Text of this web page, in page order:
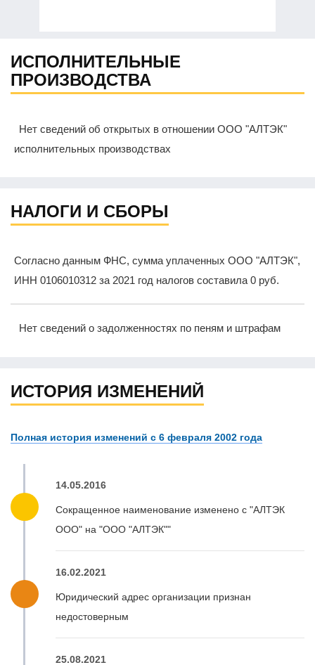
ИСПОЛНИТЕЛЬНЫЕ
ПРОИЗВОДСТВА
Нет сведений об открытых в отношении ООО "АЛТЭК"
исполнительных производствах
НАЛОГИ И СБОРЫ
Согласно данным ФНС, сумма уплаченных ООО "АЛТЭК",
ИНН 0106010312 за 2021 год налогов составила 0 руб.
Нет сведений о задолженностях по пеням и штрафам
ИСТОРИЯ ИЗМЕНЕНИЙ
Полная история изменений с 6 февраля 2002 года
14.05.2016
Сокращенное наименование изменено с "АЛТЭК
ООО" на "ООО "АЛТЭК""
16.02.2021
Юридический адрес организации признан
недостоверным
25.08.2021